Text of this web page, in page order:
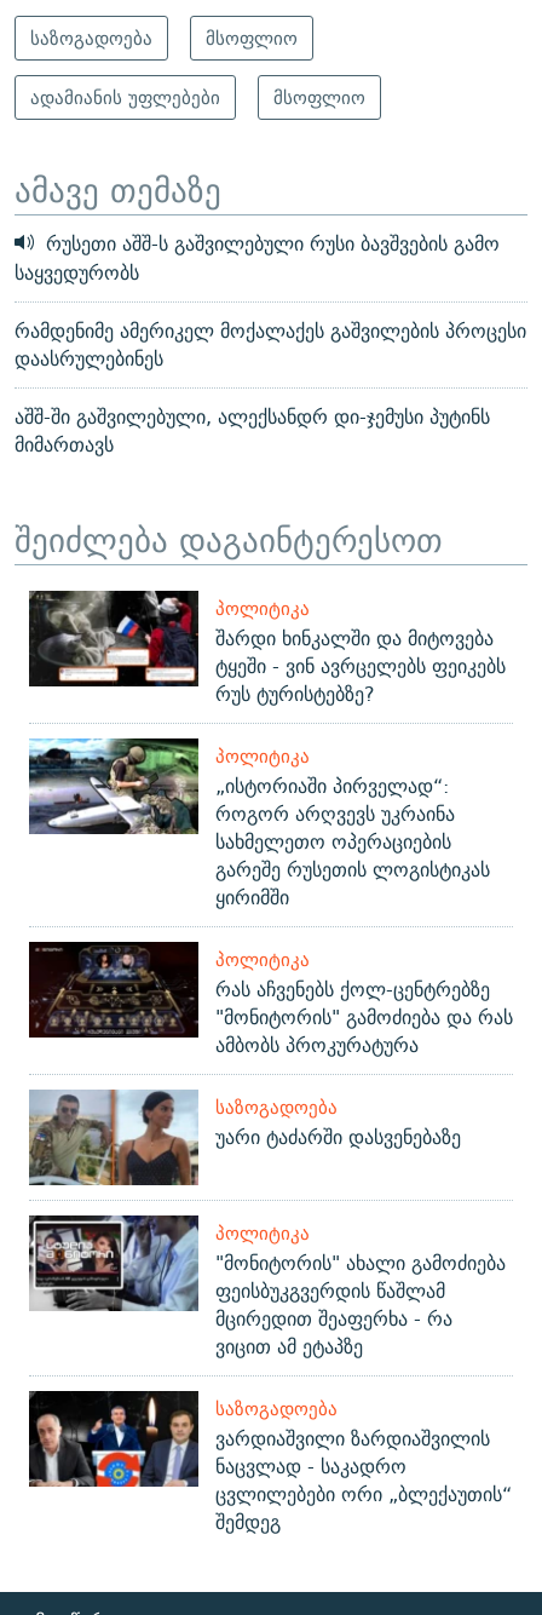
საზოგადოება
მსოფლიო
ადამიანის უფლებები
მსოფლიო
ამავე თემაზე
რუსეთი აშშ-ს გაშვილებული რუსი ბავშვების გამო
საყვედურობს
რამდენიმე ამერიკელ მოქალაქეს გაშვილების პროცესი
დაასრულებინეს
აშშ-ში გაშვილებული, ალექსანდრ დი-ჯემუსი პუტინს
მიმართავს
შეიძლება დაგაინტერესოთ
ᲞᲝᲚᲘᲢᲘᲙᲐ
შარდი ხინკალში და მიტოვება
ტყეში - ვინ ავრცელებს ფეიკებს
რუს ტურისტებზე?
ᲞᲝᲚᲘᲢᲘᲙᲐ
„ისტორიაში პირველად“:
როგორ არღვევს უკრაინა
სახმელეთო ოპერაციების
გარეშე რუსეთის ლოგისტიკას
ყირიმში
ᲞᲝᲚᲘᲢᲘᲙᲐ
რას აჩვენებს ქოლ-ცენტრებზე
"მონიტორის" გამოძიება და რას
ამბობს პროკურატურა
ᲡᲐᲖᲝᲒᲐᲓᲝᲔᲑᲐ
უარი ტაძარში დასვენებაზე
ᲞᲝᲚᲘᲢᲘᲙᲐ
"მონიტორის" ახალი გამოძიება
ფეისბუკგვერდის წაშლამ
მცირედით შეაფერხა - რა
ვიცით ამ ეტაპზე
ᲡᲐᲖᲝᲒᲐᲓᲝᲔᲑᲐ
ვარდიაშვილი ზარდიაშვილის
ნაცვლად - საკადრო
ცვლილებები ორი „ბლექაუთის“
შემდეგ